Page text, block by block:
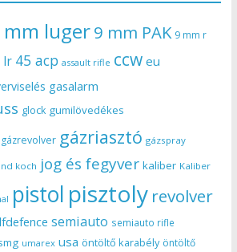
mm luger9 mm PAK 9 mm r
lr 45 acp assault rifle ccw eu
gasalarm
glock gumilövedékes
gázrevolver gázriasztó gázspray
koch jog és fegyver kaliber Kaliber
pistol pisztoly revolver
semiauto semiauto rifle
umarex usa öntöltő karabély öntöltő